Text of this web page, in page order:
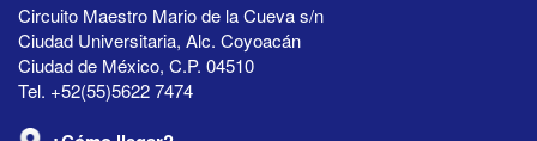
Circuito Maestro Mario de la Cueva s/n
Ciudad Universitaria, Alc. Coyoacán
Ciudad de México, C.P. 04510
Tel. +52(55)5622 7474